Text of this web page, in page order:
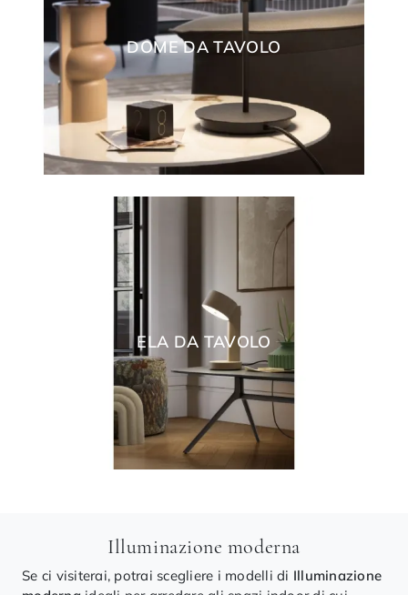
DOME DA TAVOLO
ELA DA TAVOLO
Illuminazione moderna
Se ci visiterai, potrai scegliere i modelli di Illuminazione